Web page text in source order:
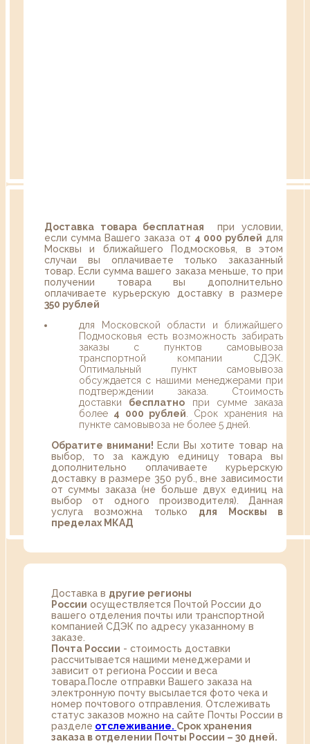
Доставка товара бесплатная при условии,
если сумма Вашего заказа от 4 000 рублей для
Москвы и ближайшего Подмосковья, в этом
случаи вы оплачиваете только заказанный
товар. Если сумма вашего заказа меньше, то при
получении товара вы дополнительно
оплачиваете курьерскую доставку в размере
350 рублей
для Московской области и ближайшего
Подмосковья есть возможность забирать
заказы с пунктов самовывоза
транспортной компании СДЭК.
Оптимальный пункт самовывоза
обсуждается с нашими менеджерами при
подтверждении заказа. Стоимость
доставки бесплатно при сумме заказа
более 4 000 рублей . Срок хранения на
пункте самовывоза не более 5 дней.
Обратите внимани! Если Вы хотите товар на
выбор, то за каждую единицу товара вы
дополнительно оплачиваете курьерскую
доставку в размере 350 руб., вне зависимости
от суммы заказа (не больше двух единиц на
выбор от одного производителя). Данная
услуга возможна только для Москвы в
пределах МКАД
Доставка в другие регионы
России осуществляется Почтой России до
вашего отделения почты или транспортной
компанией СДЭК по адресу указанному в
заказе.
Почта России - стоимость доставки
рассчитывается нашими менеджерами и
зависит от региона России и веса
товара.После отправки Вашего заказа на
электронную почту высылается фото чека и
номер почтового отправления. Отслеживать
статус заказов можно на сайте Почты России в
разделе oтслеживание. Срок хранения
заказа в отделении Почты России – 30 дней.